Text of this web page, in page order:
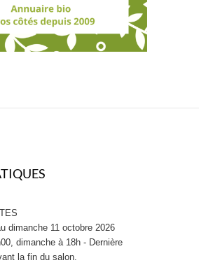
dimanche 11 octobre 2026
dimanche à 18h - Dernière
la fin du salon.